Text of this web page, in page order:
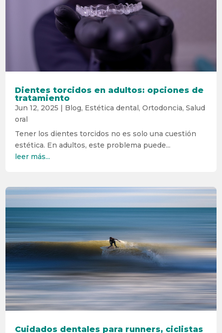
Dientes torcidos en adultos: opciones de
tratamiento
Jun 12, 2025 | Blog, Estética dental,Ortodoncia,Salud
oral
Tener los dientes torcidos no es solo una cuestión
estética. En adultos, este problema puede...
leer más...
Cuidados dentales para runners, ciclistas